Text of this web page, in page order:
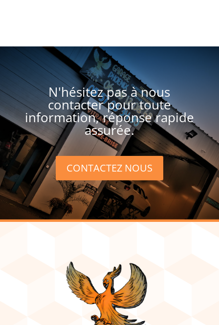
N'hésitez pas à nous
contacter pour toute
information, réponse rapide
assurée.
CONTACTEZ NOUS